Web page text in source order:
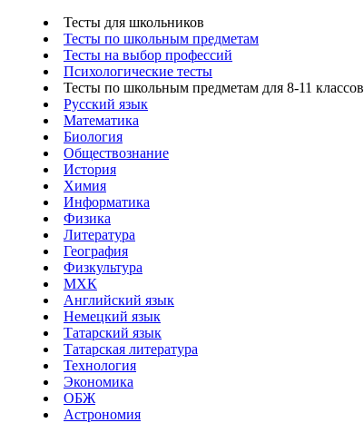
Тесты для школьников
Тесты по школьным предметам
Тесты на выбор профессий
Психологические тесты
Тесты по школьным предметам для 8-11 классов
Русский язык
Математика
Биология
Обществознание
История
Химия
Информатика
Физика
Литература
География
Физкультура
МХК
Английский язык
Немецкий язык
Татарский язык
Татарская литература
Технология
Экономика
ОБЖ
Астрономия